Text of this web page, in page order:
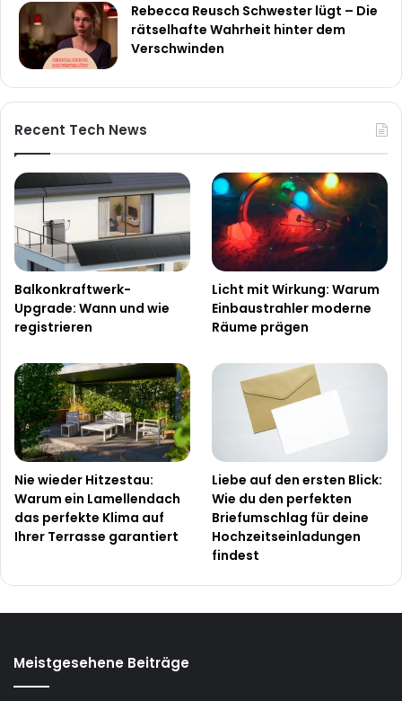
Rebecca Reusch Schwester lügt – Die
rätselhafte Wahrheit hinter dem
Verschwinden
Recent Tech News
Balkonkraftwerk-
Upgrade: Wann und wie
registrieren
Licht mit Wirkung: Warum
Einbaustrahler moderne
Räume prägen
Nie wieder Hitzestau:
Warum ein Lamellendach
das perfekte Klima auf
Ihrer Terrasse garantiert
Liebe auf den ersten Blick:
Wie du den perfekten
Briefumschlag für deine
Hochzeitseinladungen
findest
Meistgesehene Beiträge